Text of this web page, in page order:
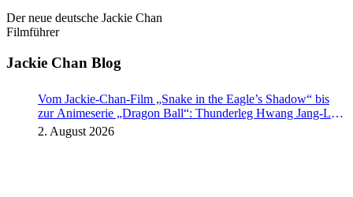
Der neue deutsche Jackie Chan
Filmführer
Jackie Chan Blog
Vom Jackie-Chan-Film „Snake in the Eagle’s Shadow“ bis
zur Animeserie „Dragon Ball“: Thunderleg Hwang Jang-Lee
tritt globale Rechteoffensive los
2. August 2026